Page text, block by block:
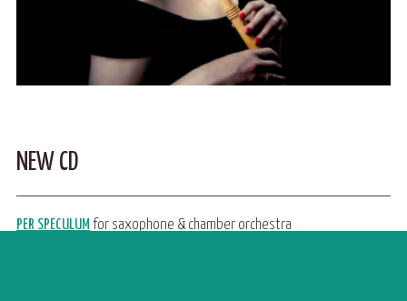
NEW CD
PER SPECULUM for saxophone & chamber orchestra